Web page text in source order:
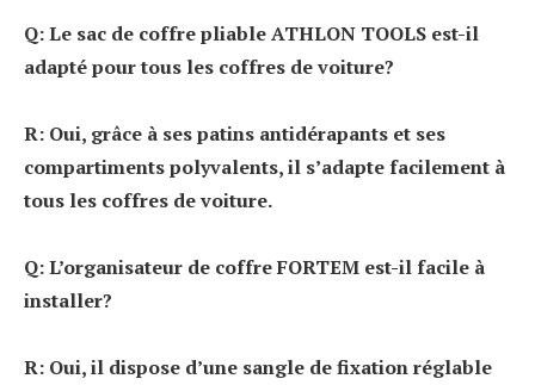
Q: Le sac de coffre pliable ATHLON TOOLS est-il
adapté pour tous les coffres de voiture?
R: Oui, grâce à ses patins antidérapants et ses
compartiments polyvalents, il s’adapte facilement à
tous les coffres de voiture.
Q: L’organisateur de coffre FORTEM est-il facile à
installer?
R: Oui, il dispose d’une sangle de fixation réglable